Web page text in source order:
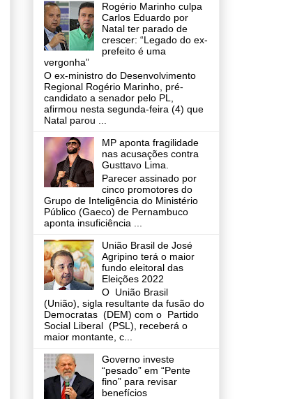
Rogério Marinho culpa
Carlos Eduardo por
Natal ter parado de
crescer: “Legado do ex-
prefeito é uma
vergonha”
O ex-ministro do Desenvolvimento
Regional Rogério Marinho, pré-
candidato a senador pelo PL,
afirmou nesta segunda-feira (4) que
Natal parou ...
MP aponta fragilidade
nas acusações contra
Gusttavo Lima.
Parecer assinado por
cinco promotores do
Grupo de Inteligência do Ministério
Público (Gaeco) de Pernambuco
aponta insuficiência ...
União Brasil de José
Agripino terá o maior
fundo eleitoral das
Eleições 2022
O União Brasil
(União), sigla resultante da fusão do
Democratas (DEM) com o Partido
Social Liberal (PSL), receberá o
maior montante, c...
Governo investe
“pesado” em “Pente
fino” para revisar
benefícios